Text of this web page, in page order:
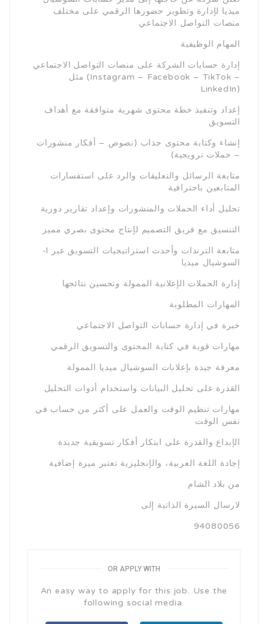
ميديا لإدارة وتطوير حضورها الرقمي على مختلف
منصات التواصل الاجتماعي
المهام الوظيفية
مثل (Instagram – Facebook – TikTok –
LinkedIn)
التسويق
– حملات ترويجية)
المتابعين باحترافية
تحليل أداء الحملات والمنشورات وإعداد تقارير دورية
التنسيق مع فريق التصميم لإنتاج محتوى بصري مميز
-l متابعة الترندات وأحدث استراتيجيات التسويق عبر
السوشيال ميديا
إدارة الحملات الإعلانية الممولة وتحسين نتائجها
المهارات المطلوبة
خبرة في إدارة حسابات التواصل الاجتماعي
مهارات قوية في كتابة المحتوى والتسويق الرقمي
معرفة جيدة بإعلانات السوشيال ميديا الممولة
القدرة على تحليل البيانات واستخدام أدوات التحليل
نفس الوقت
الإبداع والقدرة على ابتكار أفكار تسويقية جديدة
إجادة اللغة العربية، والإنجليزية تعتبر ميزة إضافية
من بلاد الشام
لارسال السيرة الذاتية إلى
94080056
OR APPLY WITH
An easy way to apply for this job. Use the
following social media.